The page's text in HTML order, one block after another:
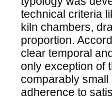
technical criteria
kiln chambers,
proportion.
clear temporal
only exception of
comparably
adherence to